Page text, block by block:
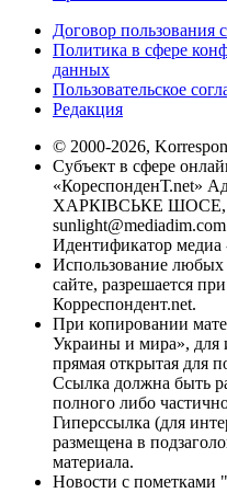
Договор пользования
Политика в сфере
данных
Пользовательское
Редакция
© 2000-2026,
Субъект в сфере
«КореспонденТ.net»
ХАРКІВСЬКЕ ШОСЕ,
Идентификатор медиа
Использование
сайте, разрешается
Корреспондент.net.
При копировании
Украины и мира», для
прямая открытая для
Ссылка должна быть
полного либо
Гиперссылка (для
размещена в
материала.
Новости с пометками